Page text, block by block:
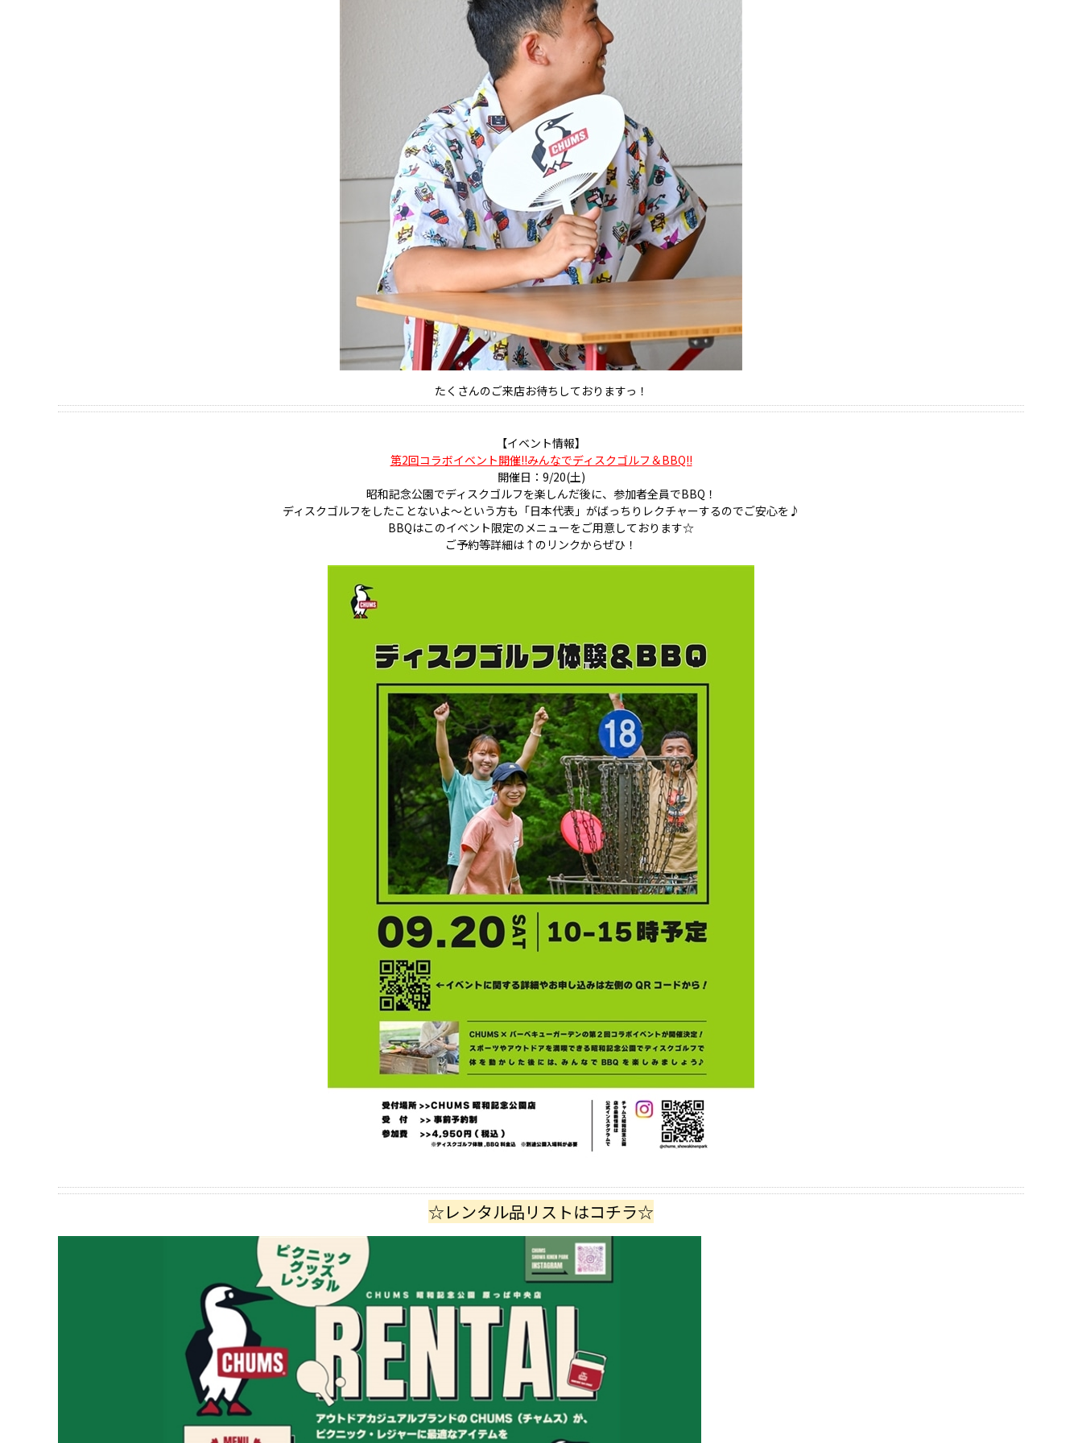
たくさんのご来店お待ちしておりますっ！
【イベント情報】
第2回コラボイベント開催!!みんなでディスクゴルフ＆BBQ!!
開催日：9/20(土)
昭和記念公園でディスクゴルフを楽しんだ後に、参加者全員でBBQ！
ディスクゴルフをしたことないよ～という方も「日本代表」がばっちりレクチャーするのでご安心を♪
BBQはこのイベント限定のメニューをご用意しております☆
ご予約等詳細は↑のリンクからぜひ！
☆レンタル品リストはコチラ☆